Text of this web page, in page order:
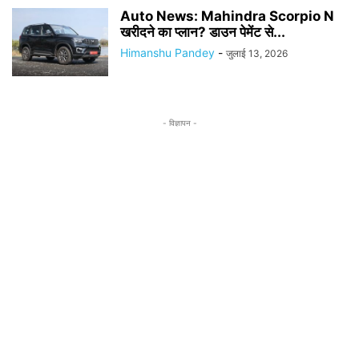
Auto News: Mahindra Scorpio N
खरीदने का प्लान? डाउन पेमेंट से...
Himanshu Pandey - जुलाई 13, 2026
- विज्ञापन -